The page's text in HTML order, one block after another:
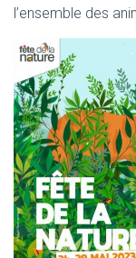
l’ensemble des